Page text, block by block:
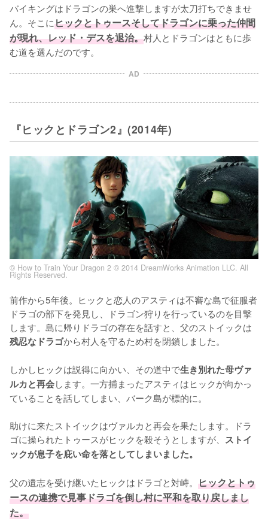
バイキングはドラゴンの巣へ進撃しますが太刀打ちできませ
ん。そこにヒックとトゥースそしてドラゴンに乗った仲間
が現れ、レッド・デスを退治。村人とドラゴンはともに歩
む道を選んだのです。
AD
『ヒックとドラゴン2』(2014年)
© How to Train Your Dragon 2 © 2014 DreamWorks Animation LLC. All
Rights Reserved.
前作から5年後。ヒックと恋人のアスティは不審な島で征服者
ドラゴの部下を発見し、ドラゴン狩りを行っているのを目撃
します。島に帰りドラゴの存在を話すと、父のストイックは
残忍なドラゴから村人を守るため村を閉鎖しました。
しかしヒックは説得に向かい、その道中で生き別れた母ヴァ
ルカと再会します。一方捕まったアスティはヒックが向かっ
ていることを話してしまい、バーク島が標的に。
助けに来たストイックはヴァルカと再会を果たします。ドラ
ゴに操られたトゥースがヒックを殺そうとしますが、 ストイ
ックが息子を庇い命を落としてしまいました。
父の遺志を受け継いたヒックはドラゴと対峙。 ヒックとトゥ
ースの連携で見事ドラゴを倒し村に平和を取り戻しまし
た。